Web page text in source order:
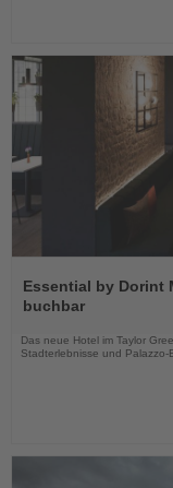
Sie
die
Essential by Dorint
buchbar
Das neue Hotel im Taylor
Stadterlebnisse und Palazzo-